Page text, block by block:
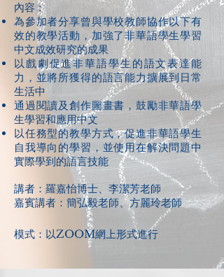
內容：​​
為參加者分享曾與學校教師協作以下有
效的教學活動，加強了非華語學生學習
中文成效研究的成果
以戲劇促進非華語學生的語文表達能
力，並將所獲得的語言能力擴展到日常
生活中
通過閱讀及創作圖畫書，鼓勵非華語學
生學習和應用中文
以任務型的教學方式，促進非華語學生
自我導向的學習，並使用在解決問題中
實際學到的語言技能
講者：羅嘉怡博士、李潔芳老師
嘉賓講者：簡弘毅老師、方麗玲老師
模式：以ZOOM網上形式進行